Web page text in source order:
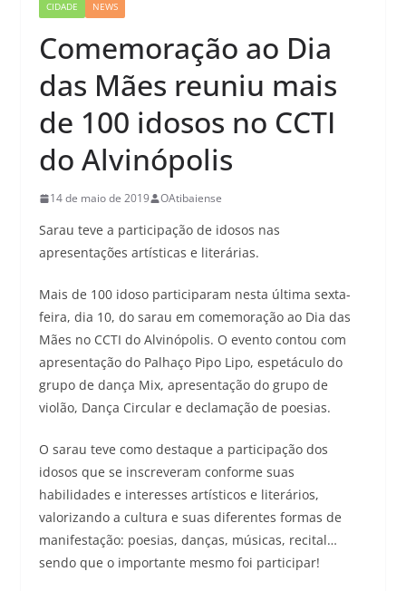
CIDADE NEWS
Comemoração ao Dia
das Mães reuniu mais
de 100 idosos no CCTI
do Alvinópolis
14 de maio de 2019 OAtibaiense
Sarau teve a participação de idosos nas
apresentações artísticas e literárias.
Mais de 100 idoso participaram nesta última sexta-
feira, dia 10, do sarau em comemoração ao Dia das
Mães no CCTI do Alvinópolis. O evento contou com
apresentação do Palhaço Pipo Lipo, espetáculo do
grupo de dança Mix, apresentação do grupo de
violão, Dança Circular e declamação de poesias.
O sarau teve como destaque a participação dos
idosos que se inscreveram conforme suas
habilidades e interesses artísticos e literários,
valorizando a cultura e suas diferentes formas de
manifestação: poesias, danças, músicas, recital…
sendo que o importante mesmo foi participar!